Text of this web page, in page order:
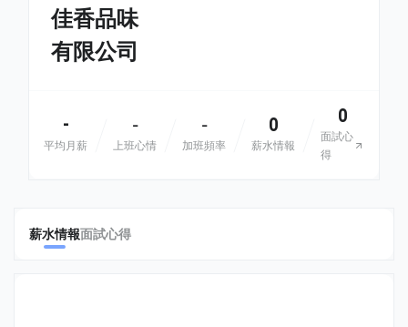
佳香品味
有限公司
-
平均月薪
-
上班心情
-
加班頻率
0
薪水情報
0
面試心
得
薪水情報面試心得